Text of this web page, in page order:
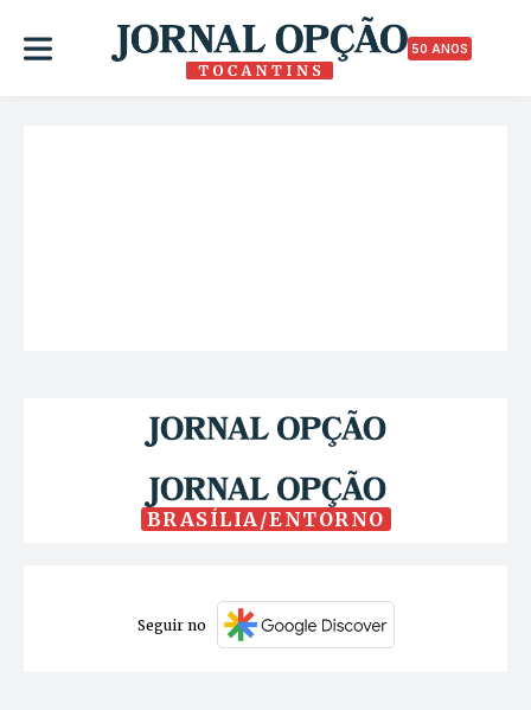
50 ANOS
BRASÍLIA/ENTORNO
Seguir no